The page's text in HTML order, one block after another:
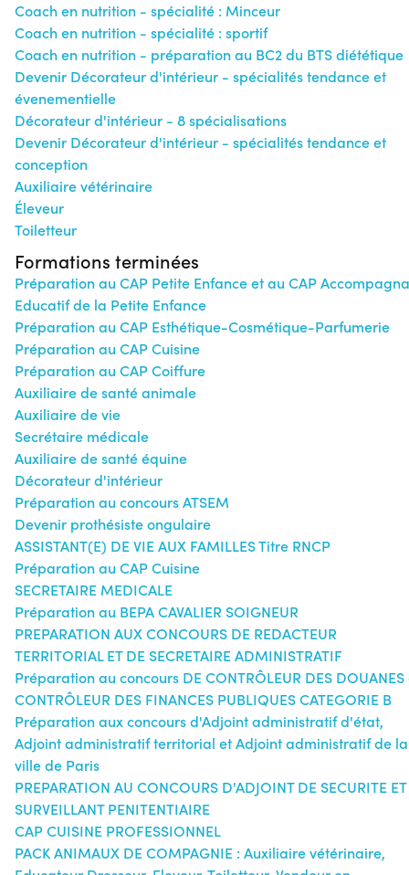
Coach en nutrition - spécialité : Minceur
Coach en nutrition - spécialité : sportif
Coach en nutrition - préparation au BC2 du BTS diététique
Devenir Décorateur d'intérieur - spécialités tendance et
évenementielle
Décorateur d'intérieur - 8 spécialisations
Devenir Décorateur d'intérieur - spécialités tendance et
conception
Auxiliaire vétérinaire
Éleveur
Toiletteur
Formations terminées
Préparation au CAP Petite Enfance et au CAP
Educatif de la Petite Enfance
Préparation au CAP Esthétique-Cosmétique-Parfumerie
Préparation au CAP Cuisine
Préparation au CAP Coiffure
Auxiliaire de santé animale
Auxiliaire de vie
Secrétaire médicale
Auxiliaire de santé équine
Décorateur d'intérieur
Préparation au concours ATSEM
Devenir prothésiste ongulaire
ASSISTANT(E) DE VIE AUX FAMILLES Titre RNCP
Préparation au CAP Cuisine
SECRETAIRE MEDICALE
Préparation au BEPA CAVALIER SOIGNEUR
PREPARATION AUX CONCOURS DE REDACTEUR
TERRITORIAL ET DE SECRETAIRE ADMINISTRATIF
Préparation au concours DE CONTRÔLEUR DES DOUANES
CONTRÔLEUR DES FINANCES PUBLIQUES CATEGORIE B
Préparation aux concours d'Adjoint administratif d'état,
Adjoint administratif territorial et Adjoint administratif de la
ville de Paris
PREPARATION AU CONCOURS D'ADJOINT DE SECURITE ET
SURVEILLANT PENITENTIAIRE
CAP CUISINE PROFESSIONNEL
PACK ANIMAUX DE COMPAGNIE : Auxiliaire vétérinaire,